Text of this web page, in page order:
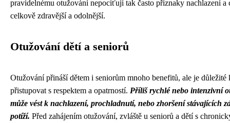
pravidelnému otužování nepociťují tak často příznaky nachlazení a
celkově zdravější a odolnější.
Otužování dětí a seniorů
Otužování přináší dětem i seniorům mnoho benefitů, ale je důležité
přistupovat s respektem a opatrností. Příliš rychlé nebo intenzivní
může vést k nachlazení, prochladnutí, nebo zhoršení stávajících
potíží. Před zahájením otužování, zvláště u seniorů a dětí s